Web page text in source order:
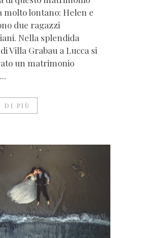
molto lontano: Helen e
due ragazzi
Nella splendida
Villa Grabau a Lucca si
un matrimonio
DI PIÙ